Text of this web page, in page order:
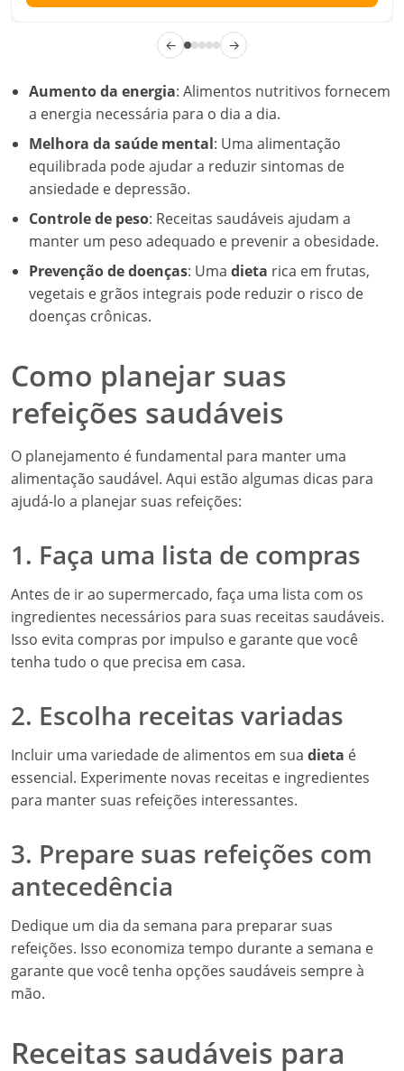
← →
Aumento da energia: Alimentos nutritivos fornecem
a energia necessária para o dia a dia.
Melhora da saúde mental: Uma alimentação
equilibrada pode ajudar a reduzir sintomas de
ansiedade e depressão.
Controle de peso: Receitas saudáveis ajudam a
manter um peso adequado e prevenir a obesidade.
Prevenção de doenças: Uma dieta rica em frutas,
vegetais e grãos integrais pode reduzir o risco de
doenças crônicas.
Como planejar suas
refeições saudáveis
O planejamento é fundamental para manter uma
alimentação saudável. Aqui estão algumas dicas para
ajudá-lo a planejar suas refeições:
1. Faça uma lista de compras
Antes de ir ao supermercado, faça uma lista com os
ingredientes necessários para suas receitas saudáveis.
Isso evita compras por impulso e garante que você
tenha tudo o que precisa em casa.
2. Escolha receitas variadas
Incluir uma variedade de alimentos em sua dieta é
essencial. Experimente novas receitas e ingredientes
para manter suas refeições interessantes.
3. Prepare suas refeições com
antecedência
Dedique um dia da semana para preparar suas
refeições. Isso economiza tempo durante a semana e
garante que você tenha opções saudáveis sempre à
mão.
Receitas saudáveis para